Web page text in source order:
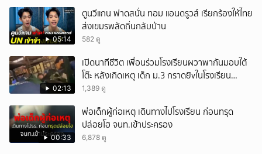
05:14
ตูนวีแกน ฟาดสนั่น ทอม แอนดรูวส์ เรียกร้องให้ไทย
ส่งเขมรพลัดถิ่นกลับบ้าน
582 ดู
02:13
เปิดนาทีชีวิต เพื่อนร่วมโรงเรียนผวาพากันมอบใต้
โต๊ะ หลังเกิดเหตุ เด็ก ม.3 กราดยิvในโรงเรียน
เทพศิรินทร์นนท์ แบบไม่เลือกหน้า เสียงปืนดังสนั่น
1,389 ดู
00:33
พ่อเด็กผู้ก่อเหตุ เดินทางไปโรงเรียน ก่อนทรุด
ปล่อยโฮ จนท.เข้าประครอง
6,878 ดู